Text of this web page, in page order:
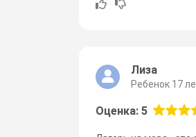
Лиза
Ребенок 17
Оценка: 5